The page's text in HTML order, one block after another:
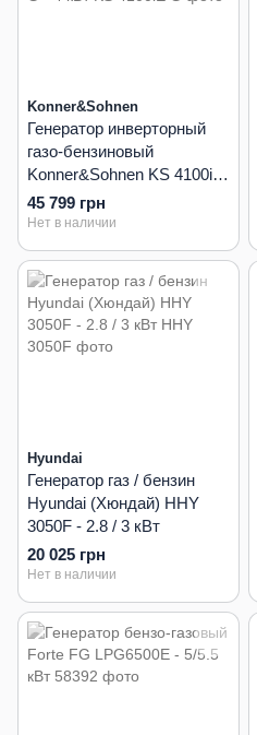
Konner&Sohnen
Генератор инверторный
газо-бензиновый
Konner&Sohnen KS 4100i E
G - 4 кВт
45 799 грн
Нет в наличии
Hyundai
Генератор газ / бензин
Hyundai (Хюндай) HHY
3050F - 2.8 / 3 кВт
20 025 грн
Нет в наличии